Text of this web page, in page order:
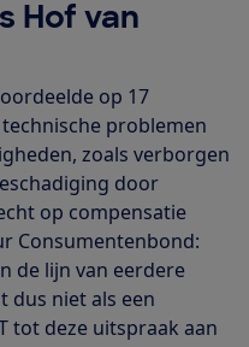
Hof van
op 17
problemen
zoals verborgen
door
op compensatie
Consumentenbond:
de lijn van eerdere
dus niet als een
tot deze uitspraak aan